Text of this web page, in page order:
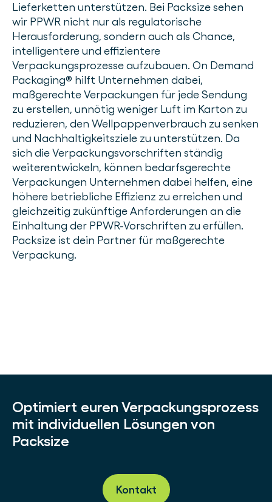
Lieferketten unterstützen. Bei Packsize sehen
wir PPWR nicht nur als regulatorische
Herausforderung, sondern auch als Chance,
intelligentere und effizientere
Verpackungsprozesse aufzubauen. On Demand
Packaging® hilft Unternehmen dabei,
maßgerechte Verpackungen für jede Sendung
zu erstellen, unnötig weniger Luft im Karton zu
reduzieren, den Wellpappenverbrauch zu senken
und Nachhaltigkeitsziele zu unterstützen. Da
sich die Verpackungsvorschriften ständig
weiterentwickeln, können bedarfsgerechte
Verpackungen Unternehmen dabei helfen, eine
höhere betriebliche Effizienz zu erreichen und
gleichzeitig zukünftige Anforderungen an die
Einhaltung der PPWR-Vorschriften zu erfüllen.
Packsize ist dein Partner für maßgerechte
Verpackung.
Optimiert euren Verpackungsprozess
mit individuellen Lösungen von
Packsize
Kontakt